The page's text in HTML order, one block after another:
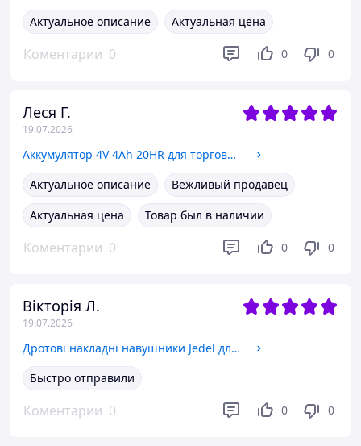
Актуальное описание
Актуальная цена
Коментарии 0 0 0
Леся Г.
19.07.2026
Аккумулятор 4V 4Ah 20HR для торговых весов, Свинцово-кислотная батарея 4V 4Ah для фонарей и техники, Аккумуляторы 4 вольт
Актуальное описание
Вежливый продавец
Актуальная цена
Товар был в наличии
Коментарии 0 0 0
Вікторія Л.
19.07.2026
Дротові накладні навушники Jedel для комп ютера, Повнорозмірні навушники з мікрофоном для розмов,навушники з амбушурами
Быстро отправили
Коментарии 0 0 0